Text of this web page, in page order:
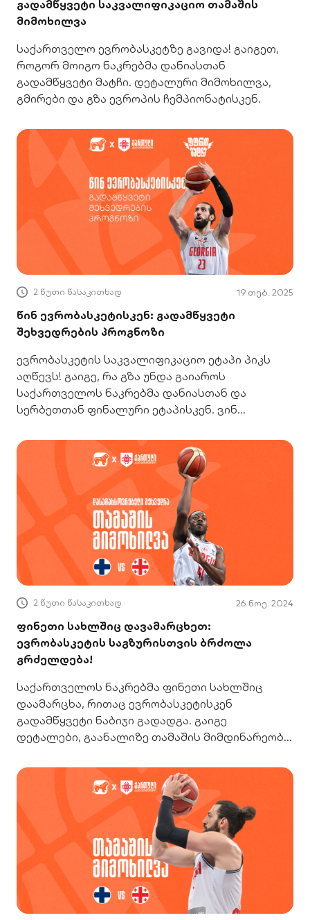
გადამწყვეტი საკვალიფიკაციო თამაშის
მიმოხილვა
საქართველო ევრობასკეტზე გავიდა! გაიგეთ,
როგორ მოიგო ნაკრებმა დანიასთან
გადამწყვეტი მატჩი. დეტალური მიმოხილვა,
გმირები და გზა ევროპის ჩემპიონატისკენ.
2 წუთი წასაკითხად 19 თებ. 2025
წინ ევრობასკეტისკენ: გადამწყვეტი
შეხვედრების პროგნოზი
ევრობასკეტის საკვალიფიკაციო ეტაპი პიკს
აღწევს! გაიგე, რა გზა უნდა გაიაროს
საქართველოს ნაკრებმა დანიასთან და
სერბეთთან ფინალური ეტაპისკენ. ვინ
2 წუთი წასაკითხად 26 ნოე. 2024
ფინეთი სახლშიც დავამარცხეთ:
ევრობასკეტის საგზურისთვის ბრძოლა
გრძელდება!
საქართველოს ნაკრებმა ფინეთი სახლშიც
დაამარცხა, რითაც ევრობასკეტისკენ
გადამწყვეტი ნაბიჯი გადადგა. გაიგე
დეტალები, გაანალიზე თამაშის მიმდინარეობა